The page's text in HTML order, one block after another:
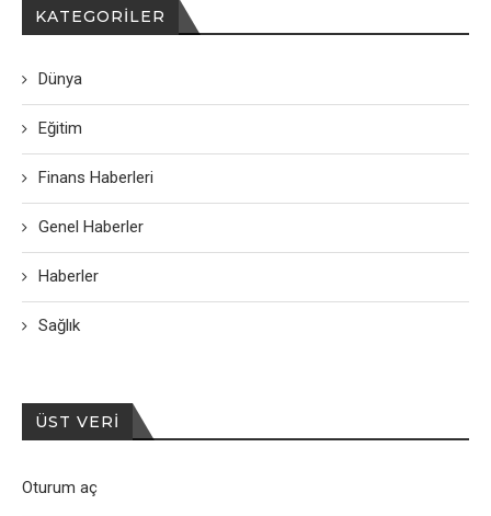
KATEGORILER
Dünya
Eğitim
Finans Haberleri
Genel Haberler
Haberler
Sağlık
ÜST VERI
Oturum aç